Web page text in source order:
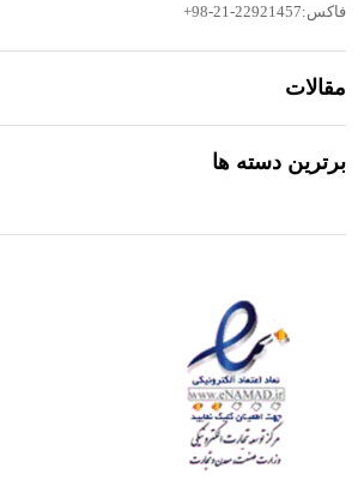
فاکس:22921457-21-98+
مقالات
برترین دسته ها